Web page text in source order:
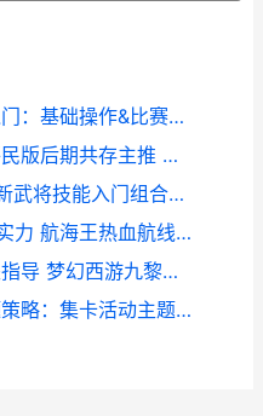
《迪士尼无限飞车》萌新入门：基础操作&比赛玩法说明 迪士尼无限飞车手游
《龙石战争》平民策略：平民版后期共存主推 龙人战争
《卧龙吟2》新人策略：萌新武将技能入门组合指导 卧龙吟2官网
《航海王热血航线》运气+实力 航海王热血航线vivo版
《梦幻西游》九转天阶通关指导 梦幻西游九黎战鼓加宝宝多少攻击
《萤火夜话》集卡活动主题策略：集卡活动主题方法诀窍 萤火ui